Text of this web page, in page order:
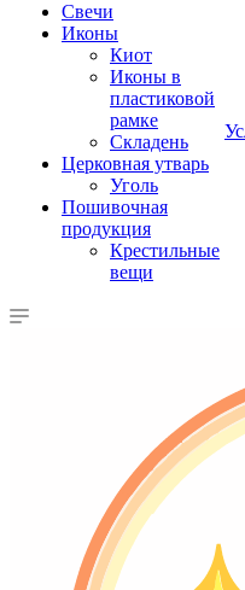
Свечи
Иконы
Киот
Иконы в
пластиковой
рамке
Складень
Церковная утварь
Уголь
Пошивочная
продукция
Крестильные
вещи